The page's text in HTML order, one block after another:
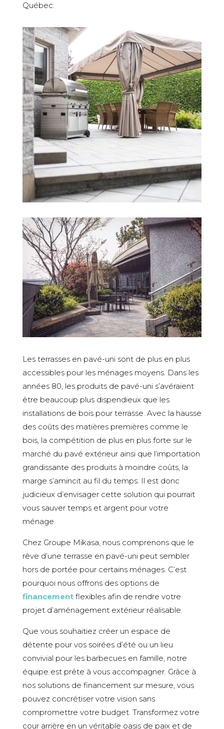
Québec.
Les terrasses en pavé-uni sont de plus en plus
accessibles pour les ménages moyens. Dans les
années 80, les produits de pavé-uni s’avéraient
être beaucoup plus dispendieux que les
installations de bois pour terrasse. Avec la hausse
des coûts des matières premières comme le
bois, la compétition de plus en plus forte sur le
marché du pavé extérieur ainsi que l’importation
grandissante des produits à moindre coûts, la
marge s’amincit au fil du temps. Il est donc
judicieux d’envisager cette solution qui pourrait
vous sauver temps et argent pour votre
ménage.
Chez Groupe Mikasa, nous comprenons que le
rêve d’une terrasse en pavé-uni peut sembler
hors de portée pour certains ménages. C’est
pourquoi nous offrons des options de
financementflexibles afin de rendre votre
projet d’aménagement extérieur réalisable.
Que vous souhaitiez créer un espace de
détente pour vos soirées d’été ou un lieu
convivial pour les barbecues en famille, notre
équipe est prête à vous accompagner. Grâce à
nos solutions de financement sur mesure, vous
pouvez concrétiser votre vision sans
compromettre votre budget. Transformez votre
cour arrière en un véritable oasis de paix et de